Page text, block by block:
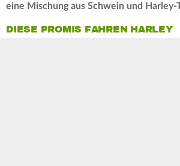
eine Mischung aus Schwein und Harley-
DIESE PROMIS FAHREN HARLEY